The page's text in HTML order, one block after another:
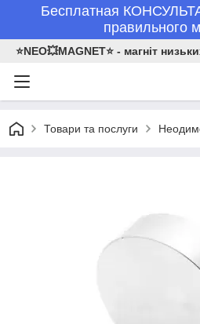
Бесплатная
правильного
⭐NEO💥MAGNET⭐ - магніт
Товари та послуги